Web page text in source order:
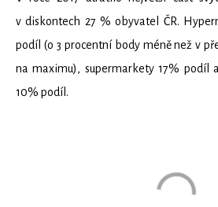
v diskontech 27 % obyvatel ČR.
podíl (o 3 procentní body méně než v
na maximu), supermarkety 17% podíl
10% podíl.